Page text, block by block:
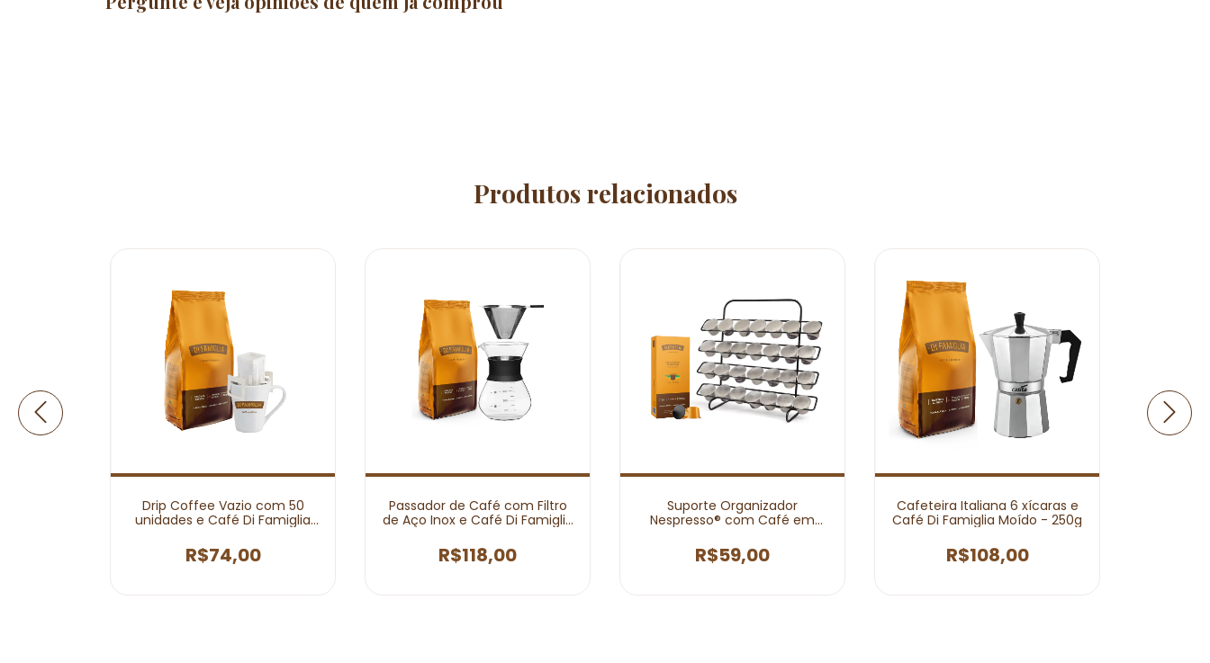
Produtos relacionados
Drip Coffee Vazio com 50
unidades e Café Di Famiglia
R$74,00
Passador de Café com Filtro
de Aço Inox e Café Di Famiglia
R$118,00
Suporte Organizador
Nespresso® com Café em
R$59,00
Cafeteira Italiana 6 xícaras e
Café Di Famiglia Moído - 250g
R$108,00